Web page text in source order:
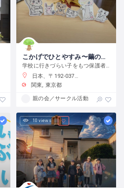
こかげでひとやすみ〜繭の会〜
学校に行きづらい子をもつ保護者の会です
日本、〒192-0375 東京都八王子市鑓水２丁目２０１３−２
関東
東京都
親の会／サークル活動
10 views